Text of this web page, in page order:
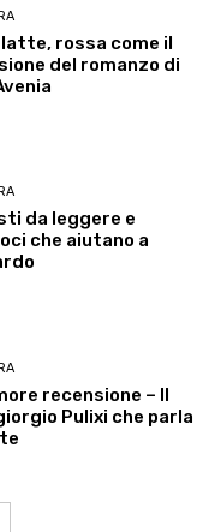
latte, rossa come il
del romanzo di
da leggere e
che aiutano a
recensione – Il
Pulixi che parla